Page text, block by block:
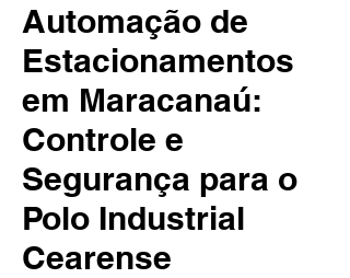
Automação de
Estacionamentos
em Maracanaú:
Controle e
Segurança para o
Polo Industrial
Cearense